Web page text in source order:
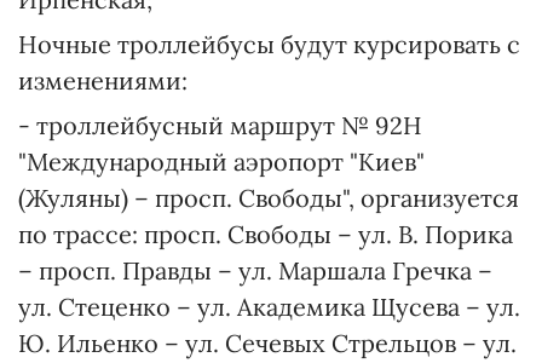
Ночные троллейбусы будут курсировать с
изменениями:
- троллейбусный маршрут № 92Н
"Международный аэропорт "Киев"
(Жуляны) – просп. Свободы", организуется
по трассе: просп. Свободы – ул. В. Порика
– просп. Правды – ул. Маршала Гречка –
ул. Стеценко – ул. Академика Щусева – ул.
Ю. Ильенко – ул. Сечевых Стрельцов – ул.